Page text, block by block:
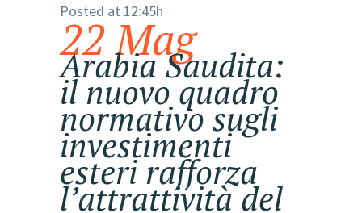
22 Mag
Arabia Saudita:
il nuovo quadro
normativo sugli
investimenti
esteri rafforza
l’attrattività del
Posted at 12:45h